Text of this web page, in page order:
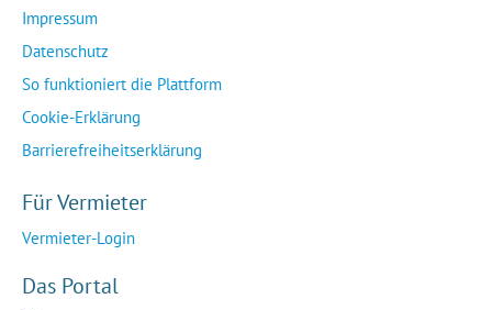
Impressum
Datenschutz
So funktioniert die Plattform
Cookie-Erklärung
Barrierefreiheitserklärung
Für Vermieter
Vermieter-Login
Das Portal